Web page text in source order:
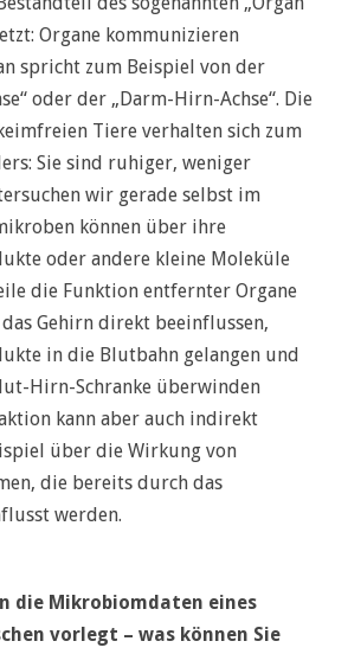
Organe kommunizieren
spricht zum Beispiel von der
oder der „Darm-Hirn-Achse“. Die
Tiere verhalten sich zum
Sie sind ruhiger, weniger
wir gerade selbst im
können über ihre
oder andere kleine Moleküle
die Funktion entfernter Organe
Gehirn direkt beeinflussen,
in die Blutbahn gelangen und
Hirn-Schranke überwinden
kann aber auch indirekt
über die Wirkung von
die bereits durch das
werden.
die Mikrobiomdaten eines
vorlegt – was können Sie